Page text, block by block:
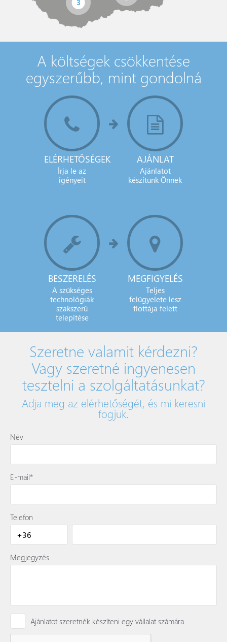
A költségek csökkentése
egyszerűbb, mint gondolná
ELÉRHETŐSÉGEK
Írja le az
igényeit
AJÁNLAT
Ajánlatot
készítünk Önnek
BESZERELÉS
A szükséges
technológiák
szakszerű
telepítése
MEGFIGYELÉS
Teljes
felügyelete lesz
flottája felett
Szeretne valamit kérdezni?
Vagy szeretné ingyenesen
tesztelni a szolgáltatásunkat?
Adja meg az elérhetőségét, és mi keresni
fogjuk.
Név
E-mail*
Telefon
Megjegyzés
Ajánlatot szeretnék készíteni egy vállalat számára